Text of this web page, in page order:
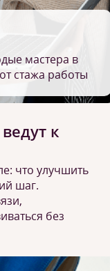
мастера в
стажа работы
к
что улучшить
шаг.
без